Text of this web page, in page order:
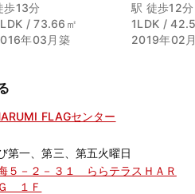
歩13分
/ 73.66㎡
年03月築
駅 徒歩12分
1LDK /
2019年02
FLAGセンター
第一、第三、第五火曜日
５－２－３１ ららテラスＨＡＲ
１Ｆ